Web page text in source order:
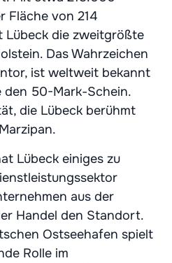
Fläche von 214
Lübeck die zweitgrößte
Das Wahrzeichen
ist weltweit bekannt
den 50-Mark-Schein.
die Lübeck berühmt
Lübeck einiges zu
aus der
Handel den Standort.
Ostseehafen spielt
Rolle im